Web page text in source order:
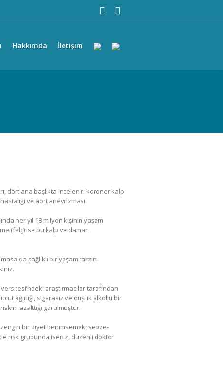
Hakkımda İletişim
dört ana başlıkta incelenir: koroner kalp
ve aort anevrizması.
her yıl 18 milyon kişinin yaşam
(felç) ise bu kalp ve damar
da sağlıklı bir yaşam tarzını
araştırmacılar tarafından
ağırlığı, sigarasız ve düşük alkollü bir
azalttığı görülmüştür.
bir diyet benimsemek, sebze-
risk grubunda iseniz, düzenli doktor